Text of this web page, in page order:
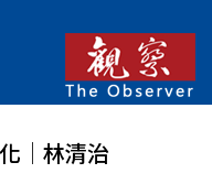
│林清治